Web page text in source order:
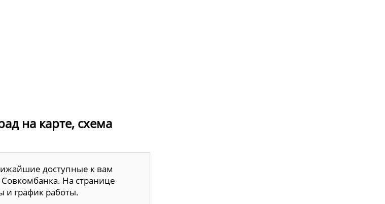
на карте, схема
доступные к вам
На странице
и график работы.